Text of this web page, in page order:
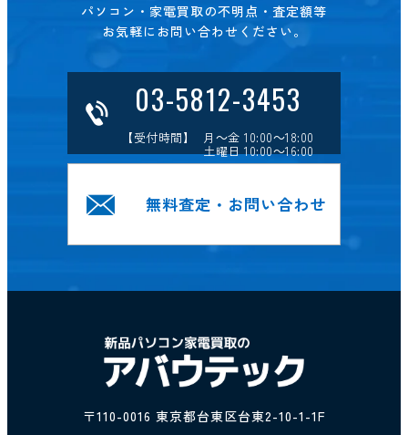
パソコン・家電買取の不明点・査定額等
お気軽にお問い合わせください。
03-5812-3453
【受付時間】 月～金 10:00～18:00
土曜日 10:00～16:00
無料査定・お問い合わせ
〒110-0016 東京都台東区台東2-10-1-1F